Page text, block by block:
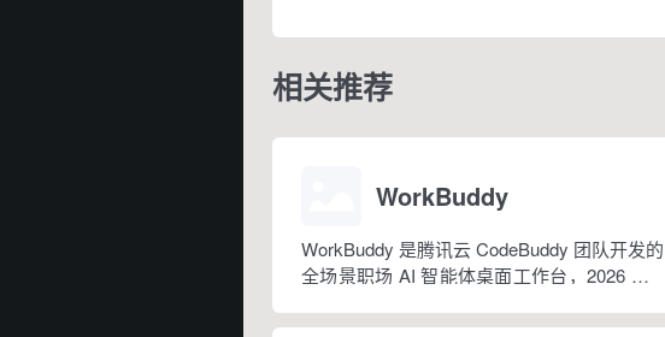
相关推荐
WorkBuddy
WorkBuddy 是腾讯云 CodeBuddy 团队开发的
全场景职场 AI 智能体桌面工作台，2026 年 3
于普通对话式 AI，它是可以直接操作电脑本